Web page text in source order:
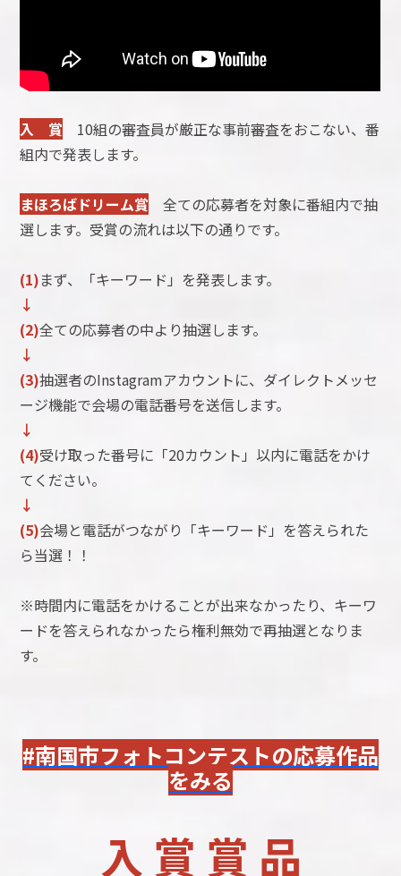
入 賞 10組の審査員が厳正な事前審査をおこない、番
組内で発表します。
まほろばドリーム賞 全ての応募者を対象に番組内で抽
選します。受賞の流れは以下の通りです。
(1)まず、「キーワード」を発表します。
↓
(2)全ての応募者の中より抽選します。
↓
(3)抽選者のInstagramアカウントに、ダイレクトメッセ
ージ機能で会場の電話番号を送信します。
↓
(4)受け取った番号に「20カウント」以内に電話をかけ
てください。
↓
(5)会場と電話がつながり「キーワード」を答えられた
ら当選！！
※時間内に電話をかけることが出来なかったり、キーワ
ードを答えられなかったら権利無効で再抽選となりま
す。
#南国市フォトコンテストの応募作品
をみる
入 賞 賞 品